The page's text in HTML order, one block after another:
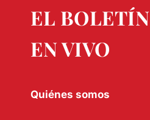
EL BOLETÍN
EN VIVO
Quiénes somos